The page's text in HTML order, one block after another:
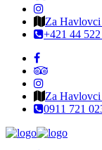
Za
+421 44
Za
0911 721